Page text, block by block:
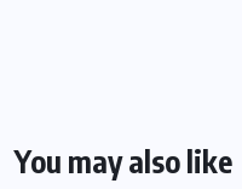
You may also like